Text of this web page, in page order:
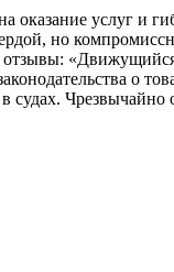
услуг и
но
отзывы:
о
Чрезвычайно